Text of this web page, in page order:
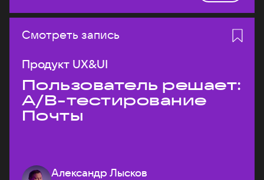
Смотреть запись
Продукт UX&UI
Пользователь решает:
A/B-тестирование
Почты
Александр Лысков